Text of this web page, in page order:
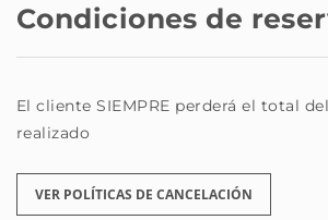
Condiciones de
El cliente SIEMPRE perderá el total
realizado
VER POLÍTICAS DE CANCELACIÓN